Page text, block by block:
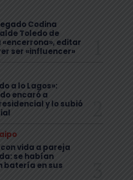
Codina
Toledo de
editar
ser «influencer»
a lo Lagos»:
encaró a
y lo subió
vida a pareja
se habían
batería en sus